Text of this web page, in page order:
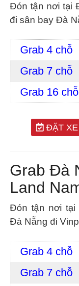
Đón tận nơi tại
đi sân bay Đà
Grab 4 chỗ
Grab 7 chỗ
Grab 16 chỗ
ĐẶT
Grab Đà
Land
Đón tận nơi tại
Đà Nẵng đi
Grab 4 chỗ
Grab 7 chỗ